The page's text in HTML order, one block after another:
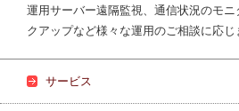
運用サーバー遠隔監視、通信状況のモ
クアップなど様々な運用のご相談に応じ
サービス